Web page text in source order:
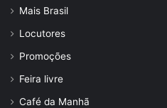
Mais Brasil
Locutores
Promoções
Feira livre
Café da Manhã